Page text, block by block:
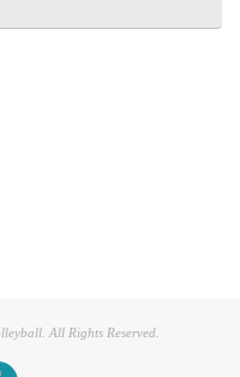
All Rights Reserved.